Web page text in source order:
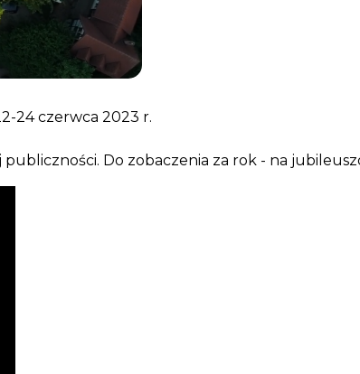
24 czerwca 2023 r.
Do zobaczenia za rok - na